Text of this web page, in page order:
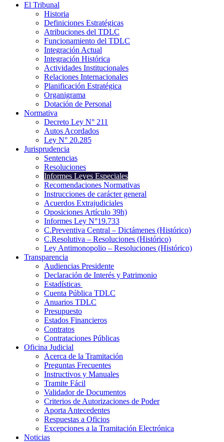
El Tribunal
Historia
Definiciones Estratégicas
Atribuciones del TDLC
Funcionamiento del TDLC
Integración Actual
Integración Histórica
Actividades Institucionales
Relaciones Internacionales
Planificación Estratégica
Organigrama
Dotación de Personal
Normativa
Decreto Ley N° 211
Autos Acordados
Ley N° 20.285
Jurisprudencia
Sentencias
Resoluciones
Informes Leyes Especiales
Recomendaciones Normativas
Instrucciones de carácter general
Acuerdos Extrajudiciales
Oposiciones Artículo 39h)
Informes Ley N°19.733
C.Preventiva Central – Dictámenes (Histórico)
C.Resolutiva – Resoluciones (Histórico)
Ley Antimonopolio – Resoluciones (Histórico)
Transparencia
Audiencias Presidente
Declaración de Interés y Patrimonio
Estadísticas
Cuenta Pública TDLC
Anuarios TDLC
Presupuesto
Estados Financieros
Contratos
Contrataciones Públicas
Oficina Judicial
Acerca de la Tramitación
Preguntas Frecuentes
Instructivos y Manuales
Tramite Fácil
Validador de Documentos
Criterios de Autorizaciones de Poder
Aporta Antecedentes
Respuestas a Oficios
Excepciones a la Tramitación Electrónica
Noticias